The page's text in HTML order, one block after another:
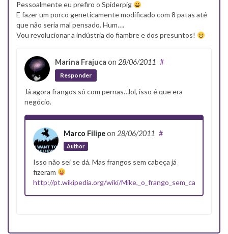
Pessoalmente eu prefiro o Spiderpig
E fazer um porco geneticamente modificado com 8 patas até
que não seria mal pensado. Hum….
Vou revolucionar a indústria do fiambre e dos presuntos!
Marina Frajuca on 28/06/2011 #
Responder
Já agora frangos só com pernas…lol, isso é que era
negócio.
Marco Filipeon 28/06/2011
Author
#
Isso não sei se dá. Mas frangos sem cabeça já
fizeram
http://pt.wikipedia.org/wiki/